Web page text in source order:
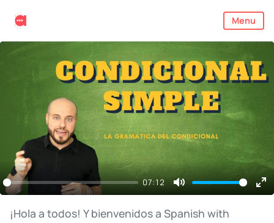
Menu
07:12
Mute
¡Hola a todos! Ybienvenidosa Spanish with